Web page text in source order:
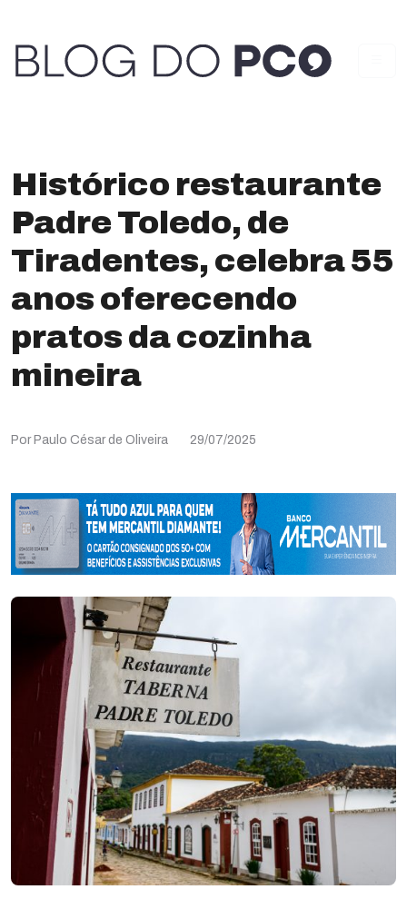
Histórico restaurante
Padre Toledo, de
Tiradentes, celebra 55
anos oferecendo
pratos da cozinha
mineira
Por Paulo César de Oliveira 29/07/2025